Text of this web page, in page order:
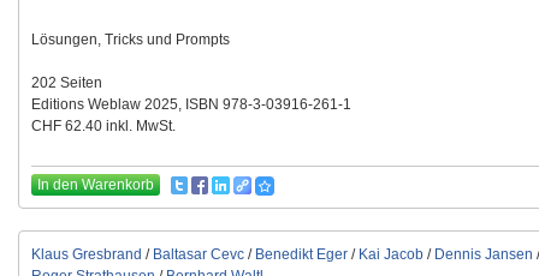
Lösungen, Tricks und Prompts
202 Seiten
Editions Weblaw 2025, ISBN 978-3-03916-261-1
CHF 62.40 inkl. MwSt.
In den Warenkorb
Klaus Gresbrand / Baltasar Cevc / Benedikt Eger / Kai Jacob / Dennis Jansen